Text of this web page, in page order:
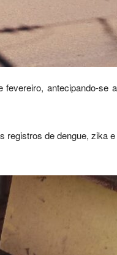
antecipando-se
de dengue, zika